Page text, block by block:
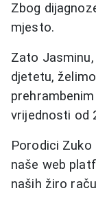
Zbog
mjesto.
Zato
djetetu,
vrijednosti od
Porodici
naše web
naših žiro